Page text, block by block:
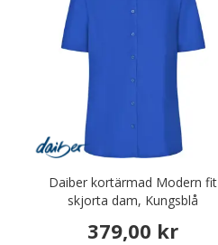
Daiber kortärmad Modern fit
skjorta dam, Kungsblå
379,00 kr